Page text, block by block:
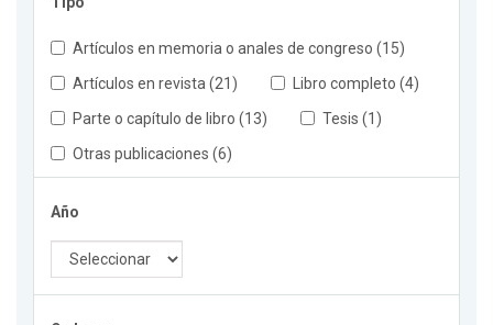
Artículos en memoria o anales de congreso (15)
Artículos en revista (21)
Libro completo (4)
Parte o capítulo de libro (13)
Tesis (1)
Otras publicaciones (6)
Año